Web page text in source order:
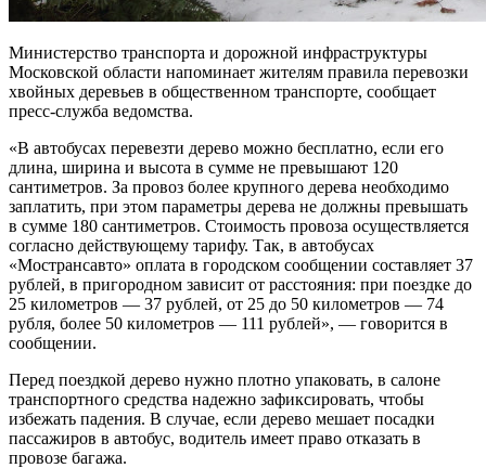
Министерство транспорта и дорожной инфраструктуры
Московской области напоминает жителям правила перевозки
хвойных деревьев в общественном транспорте, сообщает
пресс-служба ведомства.
«В автобусах перевезти дерево можно бесплатно, если его
длина, ширина и высота в сумме не превышают 120
сантиметров. За провоз более крупного дерева необходимо
заплатить, при этом параметры дерева не должны превышать
в сумме 180 сантиметров. Стоимость провоза осуществляется
согласно действующему тарифу. Так, в автобусах
«Мострансавто» оплата в городском сообщении составляет 37
рублей, в пригородном зависит от расстояния: при поездке до
25 километров — 37 рублей, от 25 до 50 километров — 74
рубля, более 50 километров — 111 рублей», — говорится в
сообщении.
Перед поездкой дерево нужно плотно упаковать, в салоне
транспортного средства надежно зафиксировать, чтобы
избежать падения. В случае, если дерево мешает посадки
пассажиров в автобус, водитель имеет право отказать в
провозе багажа.